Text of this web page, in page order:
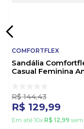
COMFORTFLEX
Sandália
Casual Feminina
R$ 144,43
R$ 129,99
Em até 10x R$ 12,99